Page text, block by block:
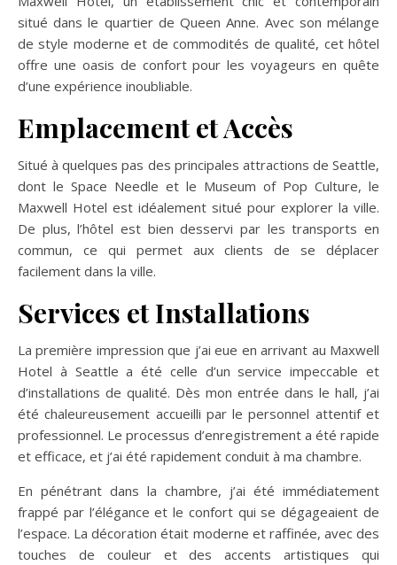
situé dans le quartier de Queen Anne. Avec son mélange
de style moderne et de commodités de qualité, cet hôtel
offre une oasis de confort pour les voyageurs en quête
d’une expérience inoubliable.
Emplacement et Accès
Situé à quelques pas des principales attractions de Seattle,
dont le Space Needle et le Museum of Pop Culture, le
Maxwell Hotel est idéalement situé pour explorer la ville.
De plus, l’hôtel est bien desservi par les transports en
commun, ce qui permet aux clients de se déplacer
facilement dans la ville.
Services et Installations
La première impression que j’ai eue en arrivant au Maxwell
Hotel à Seattle a été celle d’un service impeccable et
d’installations de qualité. Dès mon entrée dans le hall, j’ai
été chaleureusement accueilli par le personnel attentif et
professionnel. Le processus d’enregistrement a été rapide
et efficace, et j’ai été rapidement conduit à ma chambre.
En pénétrant dans la chambre, j’ai été immédiatement
frappé par l’élégance et le confort qui se dégageaient de
l’espace. La décoration était moderne et raffinée, avec des
touches de couleur et des accents artistiques qui